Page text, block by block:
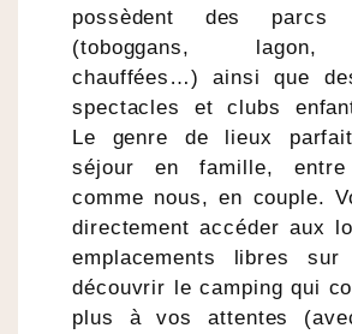
possèdent des parcs
(toboggans, lagon,
chauffées…) ainsi que
spectacles et clubs
Le genre de lieux
séjour en famille,
comme nous, en couple.
directement accéder aux
emplacements libres
découvrir le camping qui
plus à vos attentes